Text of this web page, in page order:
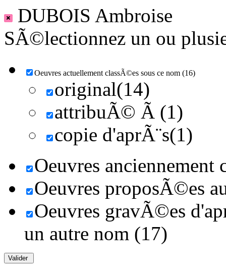
DUBOIS Ambroise
SÃ©lectionnez un ou
Oeuvres actuellement classÃ©es sous ce nom (16)
original(14)
attribuÃ© Ã (1)
copie d'aprÃ¨s(1)
Oeuvres anciennement
Oeuvres proposÃ©es
Oeuvres gravÃ©es
un autre nom (17)
Valider